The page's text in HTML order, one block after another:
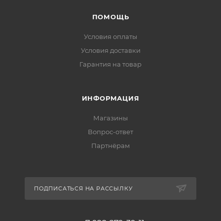
ПОМОЩЬ
Условия оплаты
Условия доставки
Гарантия на товар
ИНФОРМАЦИЯ
Магазины
Вопрос-ответ
Партнёрам
ПОДПИСАТЬСЯ НА РАССЫЛКУ